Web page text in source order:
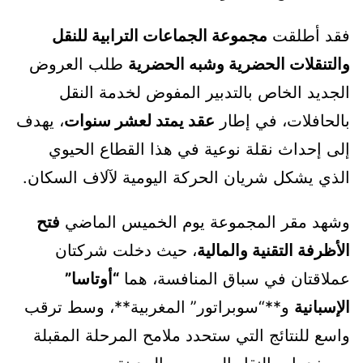
فقد أطلقت مجموعة الجماعات الترابية للنقل
والتنقلات الحضرية وشبه الحضرية طلب العروض
الجديد الخاص بالتدبير المفوض لخدمة النقل
بالحافلات، في إطار عقد يمتد لعشر سنوات، يهدف
إلى إحداث نقلة نوعية في هذا القطاع الحيوي
الذي يشكل شريان الحركة اليومية لآلاف السكان.
وشهد مقر المجموعة يوم الخميس الماضي فتح
الأظرفة التقنية والمالية، حيث دخلت شركتان
عملاقتان في سباق المنافسة، هما “أوتاسا”
الإسبانية و**“سوبراتور” المغربية**، وسط ترقب
واسع للنتائج التي ستحدد ملامح المرحلة المقبلة